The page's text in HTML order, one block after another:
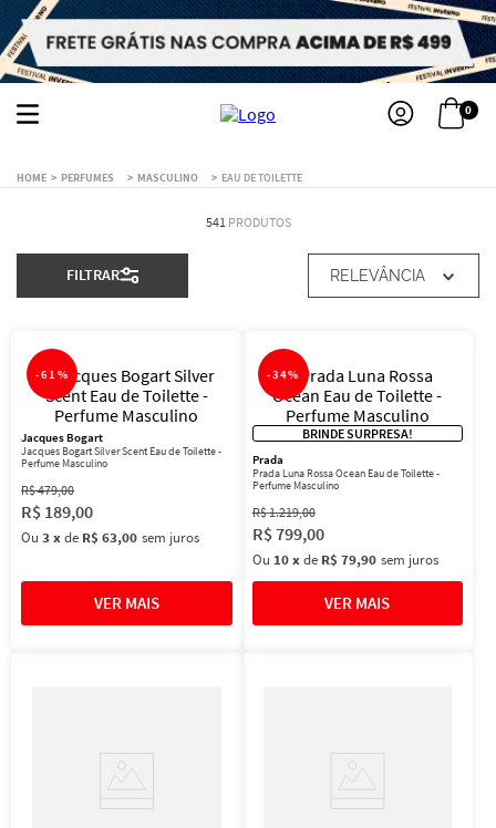
0
PERFUMES MASCULINO EAU DE TOILETTE
541 PRODUTOS
FILTRAR RELEVÂNCIA
-61%
Jacques Bogart
Jacques Bogart Silver Scent Eau de Toilette -
Perfume Masculino
R$479,00
R$ 189,00
Ou 3 xde R$ 63,00 sem juros
-34%
BRINDE SURPRESA!
Prada
Prada Luna Rossa Ocean Eau de Toilette -
Perfume Masculino
R$1.219,00
R$799,00
Ou 10 xde R$ 79,90 sem juros